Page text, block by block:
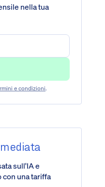
nella tua
e condizioni.
sull'IA e
una tariffa